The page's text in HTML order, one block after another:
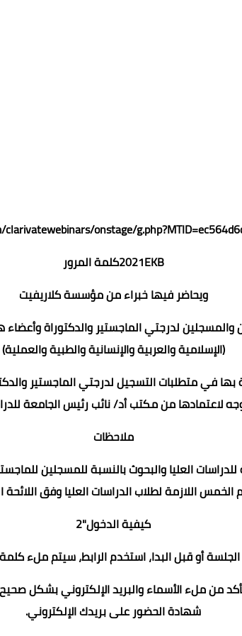
2021EKBكلمة المرور
ويحاضر فيها خبراء من مؤسسة كلاريفيت
لدرجتي الماجستير والدكتوراة وأعضاء
(الإسلامية والعربية والإنسانية والطبية والعملية)
في متطلبات التسجيل لدرجتي الماجستير
لاعتمادها من مكتب أد/ نائب رئيس الجامعة
ملاحظات
للدراسات العليا والبحوث بالنسبة للمسجلين
اللازمة لطلاب الدراسات العليا وفق اللائحة
كيفية الدخول"2
أو قبل البدا، استخدم الرابط، سيتم ملء كلمة
ملء الأسماء والبريد الإلكتروني بشكل صحيح.
شهادة الحضور على بريدك الإلكتروني.